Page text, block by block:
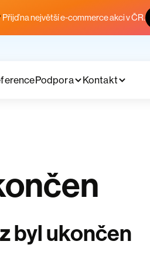
Přijď na největší e-commerce akci v ČR.
Podpora Kontakt
byl ukončen